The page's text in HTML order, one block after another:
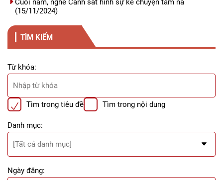
Cuối năm, nghe Cảnh sát hình sự kể chuyện tầm nã
(15/11/2024)
TÌM KIẾM
Từ khóa:
Tìm trong tiêu đề Tìm trong nội dung
Danh mục:
Ngày đăng: